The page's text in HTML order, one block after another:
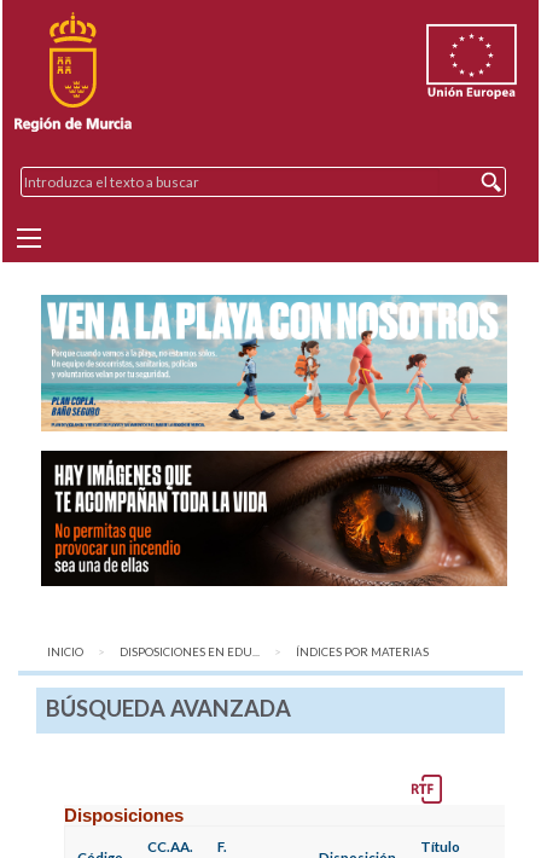
INICIO DISPOSICIONES EN EDU... AQUÍ:
ÍNDICES POR MATERIAS
BÚSQUEDA AVANZADA
Disposiciones
CC.AA.
F.
Título